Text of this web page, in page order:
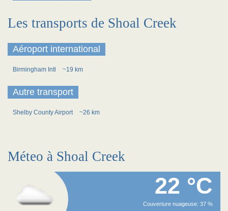
Les transports de Shoal Creek
Aéroport international
Birmingham Intl ~19 km
Autre transport
Shelby County Airport ~26 km
Méteo à Shoal Creek
22 °C
Couverture nuageuse: 37 %